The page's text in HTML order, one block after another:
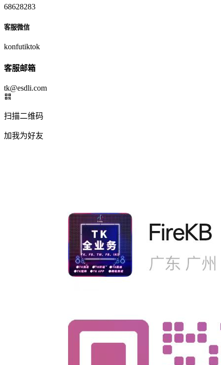
68628283
客服微信
konfutiktok
客服邮箱
tk@esdli.com
扫描二维码
加我为好友